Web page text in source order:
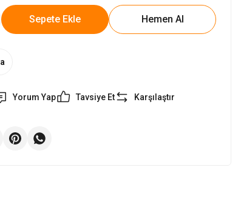
Sepete Ekle Hemen Al
Yorum Yap Tavsiye Et Karşılaştır